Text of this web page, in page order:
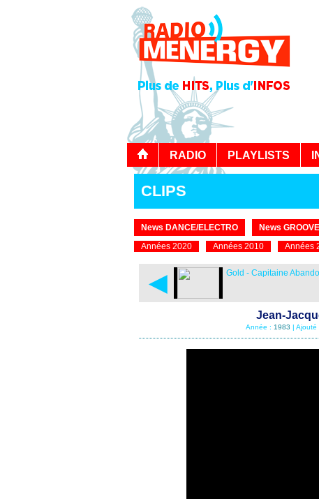
RADIO PLAYLISTS
CLIPS
News DANCE/ELECTRO News
Années 2020
Années 2010 Années
◄ Gold - Capitaine
Jean-
Année : 1983 | Ajouté